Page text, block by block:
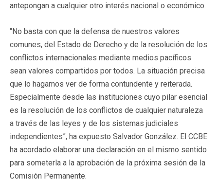
antepongan a cualquier otro interés nacional o económico.
“No basta con que la defensa de nuestros valores
comunes, del Estado de Derecho y de la resolución de los
conflictos internacionales mediante medios pacíficos
sean valores compartidos por todos. La situación precisa
que lo hagamos ver de forma contundente y reiterada.
Especialmente desde las instituciones cuyo pilar esencial
es la resolución de los conflictos de cualquier naturaleza
a través de las leyes y de los sistemas judiciales
independientes”, ha expuesto Salvador González. El CCBE
ha acordado elaborar una declaración en el mismo sentido
para someterla a la aprobación de la próxima sesión de la
Comisión Permanente.